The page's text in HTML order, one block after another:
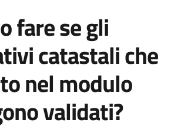
fare se gli
catastali che
nel modulo
validati?